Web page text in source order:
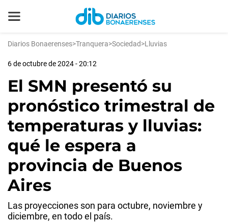
Diarios Bonaerenses>Tranquera>Sociedad>Lluvias
6 de octubre de 2024 - 20:12
El SMN presentó su
pronóstico trimestral de
temperaturas y lluvias:
qué le espera a
provincia de Buenos
Aires
Las proyecciones son para octubre, noviembre y
diciembre, en todo el país.